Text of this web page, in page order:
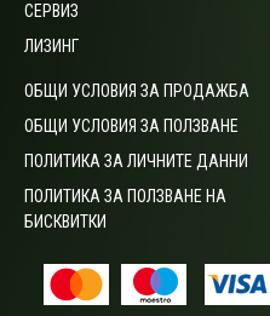
СЕРВИЗ
ЛИЗИНГ
ОБЩИ УСЛОВИЯ ЗА ПРОДАЖБА
ОБЩИ УСЛОВИЯ ЗА ПОЛЗВАНЕ
ПОЛИТИКА ЗА ЛИЧНИТЕ ДАННИ
ПОЛИТИКА ЗА ПОЛЗВАНЕ НА
БИСКВИТКИ